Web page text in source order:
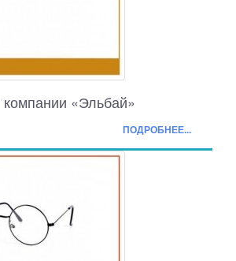
«Эльбай»
ПОДРОБНЕЕ...